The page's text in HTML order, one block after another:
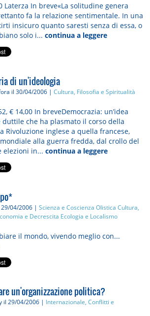
Laterza In breve«La solitudine genera
fa la relazione sentimentale. In una
insicuro quanto saresti senza di essa, o
solo i...continua a leggere
di un'ideologia
il 30/04/2006 |Cultura, Filosofia e Spiritualità
€ 14,00 In breveDemocrazia: un’idea
che ha plasmato il corso della
Rivoluzione inglese a quella francese,
alla guerra fredda, dal crollo del
elezioni in...continua a leggere
29/04/2006 |Scienza e Coscienza Olistica Cultura,
e Decrescita Ecologia e Localismo
il mondo, vivendo meglio con...
un'organizzazione politica?
il 29/04/2006 | Internazionale, Conflitti e